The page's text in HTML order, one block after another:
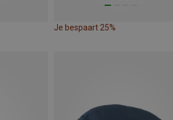
Je bespaart 25%